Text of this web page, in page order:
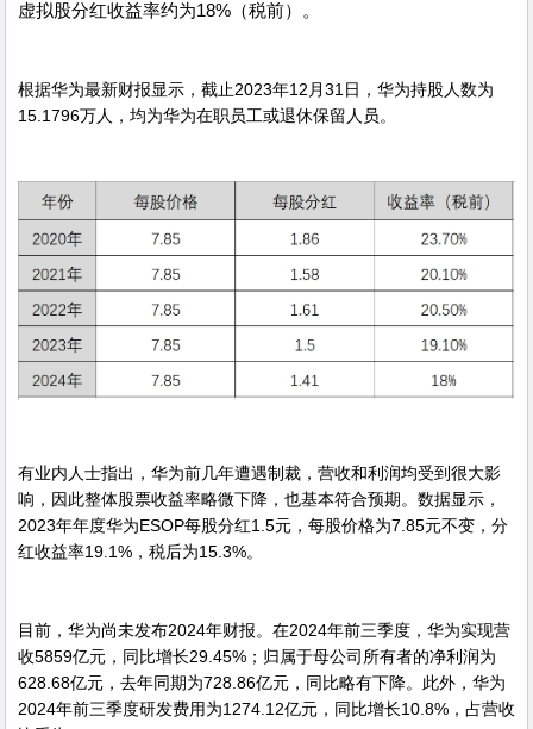
虚拟股分红收益率约为18%（税前）。
根据华为最新财报显示，截止2023年12月31日，华为持股人数为
15.1796万人，均为华为在职员工或退休保留人员。
有业内人士指出，华为前几年遭遇制裁，营收和利润均受到很大影
响，因此整体股票收益率略微下降，也基本符合预期。数据显示，
2023年年度华为ESOP每股分红1.5元，每股价格为7.85元不变，分
红收益率19.1%，税后为15.3%。
目前，华为尚未发布2024年财报。在2024年前三季度，华为实现营
收5859亿元，同比增长29.45%；归属于母公司所有者的净利润为
628.68亿元，去年同期为728.86亿元，同比略有下降。此外，华为
2024年前三季度研发费用为1274.12亿元，同比增长10.8%，占营收